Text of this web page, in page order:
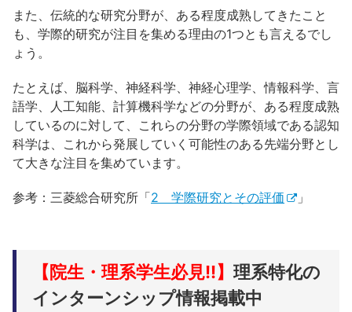
また、伝統的な研究分野が、ある程度成熟してきたこと
も、学際的研究が注目を集める理由の1つとも言えるでし
ょう。
たとえば、脳科学、神経科学、神経心理学、情報科学、言
語学、人工知能、計算機科学などの分野が、ある程度成熟
しているのに対して、これらの分野の学際領域である認知
科学は、これから発展していく可能性のある先端分野とし
て大きな注目を集めています。
参考：三菱総合研究所「2 学際研究とその評価 」
【院生・理系学生必見!!】 理系特化の
インターンシップ情報掲載中